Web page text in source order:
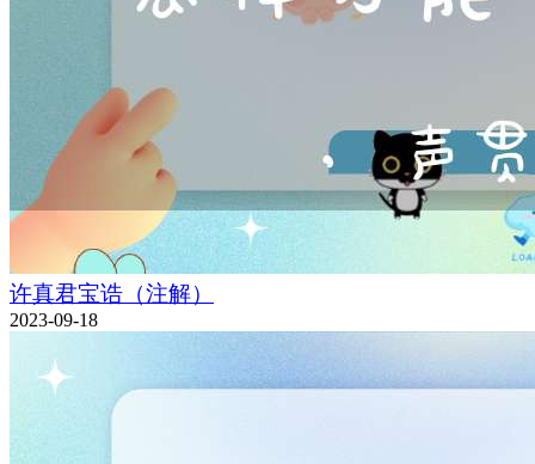
许真君宝诰（注解）
2023-09-18